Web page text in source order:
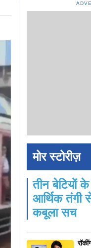
मोर स्टोरीज़
तीन बेटियों
आर्थिक तंगी
कबूला सच